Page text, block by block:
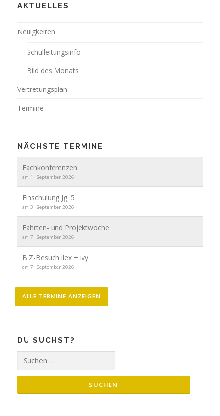
AKTUELLES
Neuigkeiten
Schulleitungsinfo
Bild des Monats
Vertretungsplan
Termine
NÄCHSTE TERMINE
Fachkonferenzen
am 1. September 2026
Einschulung Jg. 5
am 3. September 2026
Fahrten- und Projektwoche
am 7. September 2026
BIZ-Besuch ilex + ivy
am 7. September 2026
ALLE TERMINE ANZEIGEN
DU SUCHST?
nach: